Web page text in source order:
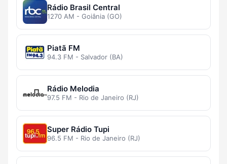
Rádio Brasil Central
1270 AM - Goiânia (GO)
Piatã FM
94.3 FM - Salvador (BA)
Rádio Melodia
97.5 FM - Rio de Janeiro (RJ)
Super Rádio Tupi
96.5 FM - Rio de Janeiro (RJ)